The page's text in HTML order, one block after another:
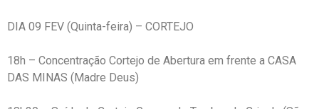
DIA 09 FEV (Quinta-feira) – CORTEJO
18h – Concentração Cortejo de Abertura em frente a CASA
DAS MINAS (Madre Deus)